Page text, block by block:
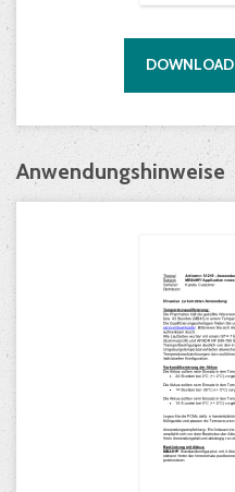
DOWNLOAD
Anwendungshinweise